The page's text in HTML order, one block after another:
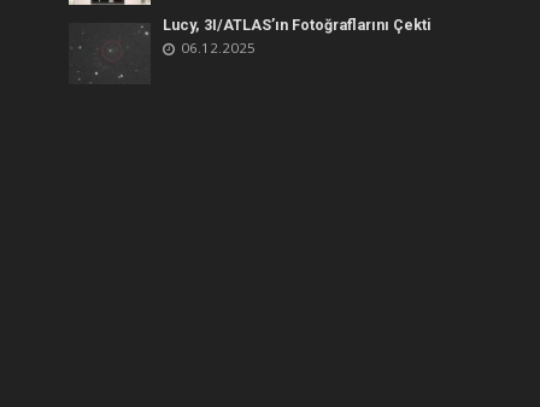
Lucy, 3I/ATLAS’ın Fotoğraflarını Çekti
06.12.2025